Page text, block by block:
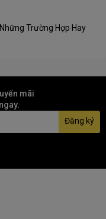
Trường Hợp Hay
mãi
Đăng ký